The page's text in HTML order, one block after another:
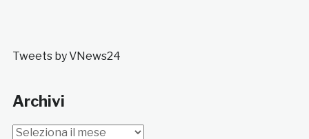
Tweets by VNews24
Archivi
Archivi